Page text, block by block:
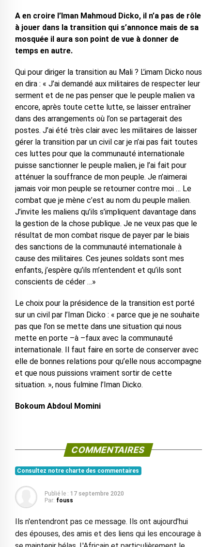
A en croire l’Iman Mahmoud Dicko, il n’a pas de rôle
à jouer dans la transition qui s’annonce mais de sa
mosquée il aura son point de vue à donner de
temps en autre.
Qui pour diriger la transition au Mali ? L’imam Dicko nous
en dira : « J’ai demandé aux militaires de respecter leur
serment et de ne pas penser que le peuple malien va
encore, après toute cette lutte, se laisser entraîner
dans des arrangements où l’on se partagerait des
postes. J’ai été très clair avec les militaires de laisser
gérer la transition par un civil car je n’ai pas fait toutes
ces luttes pour que la communauté internationale
puisse sanctionner le peuple malien, je l’ai fait pour
atténuer la souffrance de mon peuple. Je n’aimerai
jamais voir mon peuple se retourner contre moi … Le
combat que je mène c’est au nom du peuple malien.
J’invite les maliens qu’ils s’impliquent davantage dans
la gestion de la chose publique. Je ne veux pas que le
résultat de mon combat risque de payer par le biais
des sanctions de la communauté internationale à
cause des militaires. Ces jeunes soldats sont mes
enfants, j’espère qu’ils m’entendent et qu’ils sont
conscients de céder …»
Le choix pour la présidence de la transition est porté
sur un civil par l’Iman Dicko : « parce que je ne souhaite
pas que l’on se mette dans une situation qui nous
mette en porte –à –faux avec la communauté
internationale. Il faut faire en sorte de conserver avec
elle de bonnes relations pour qu’elle nous accompagne
et que nous puissions vraiment sortir de cette
situation. », nous fulmine l’Iman Dicko.
Bokoum Abdoul Momini
COMMENTAIRES
Consultez notre charte des commentaires
Publié le : 17 septembre 2020
Par: fouss
Ils n'entendront pas ce message. Ils ont aujourd'hui
des épouses, des amis et des liens qui les encourage à